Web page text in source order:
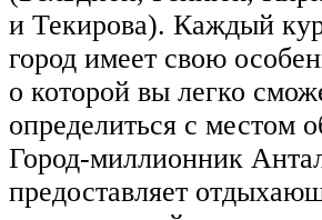
и Текирова). Каждый
город имеет свою
о которой вы легко
определиться с местом
Город-миллионник
предоставляет